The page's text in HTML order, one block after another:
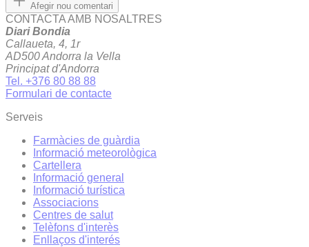
Afegir nou comentari
CONTACTA AMB NOSALTRES
Diari Bondia
Callaueta, 4, 1r
AD500 Andorra la Vella
Principat d'Andorra
Tel. +376 80 88 88
Formulari de contacte
Serveis
Farmàcies de guàrdia
Informació meteorològica
Cartellera
Informació general
Informació turística
Associacions
Centres de salut
Telèfons d'interès
Enllaços d'interés